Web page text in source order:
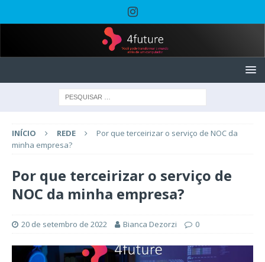
INÍCIO REDE
Por que terceirizar o serviço de NOC da
minha empresa?
Por que terceirizar o serviço de
NOC da minha empresa?
20 de setembro de 2022 Bianca Dezorzi 0